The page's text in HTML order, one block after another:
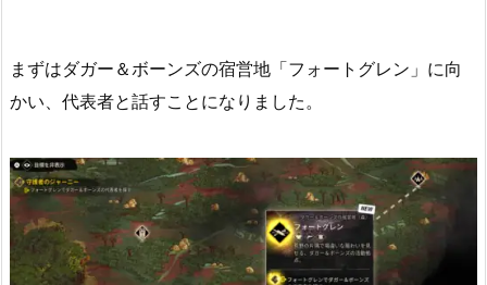
まずはダガー＆ボーンズの宿営地「フォートグレン」に向
かい、代表者と話すことになりました。